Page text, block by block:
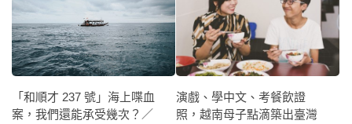
「和順才 237 號」海上喋血
案，我們還能承受幾次？／
演戲、學中文、考餐飲證
照，越南母子點滴築出臺灣